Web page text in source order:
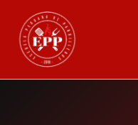
contenido